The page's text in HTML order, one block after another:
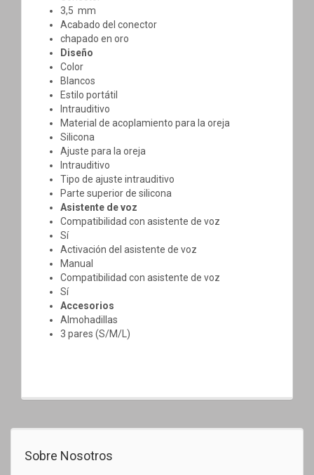
3,5 mm
Acabado del conector
chapado en oro
Diseño
Color
Blancos
Estilo portátil
Intrauditivo
Material de acoplamiento para la oreja
Silicona
Ajuste para la oreja
Intrauditivo
Tipo de ajuste intrauditivo
Parte superior de silicona
Asistente de voz
Compatibilidad con asistente de voz
Sí
Activación del asistente de voz
Manual
Compatibilidad con asistente de voz
Sí
Accesorios
Almohadillas
3 pares (S/M/L)
Sobre Nosotros